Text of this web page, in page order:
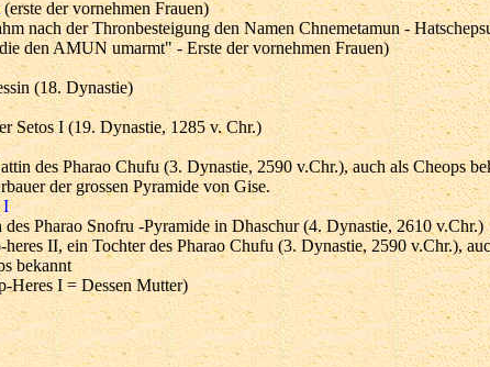
(erste der vornehmen Frauen)
nach der Thronbesteigung den Namen Chnemetamun -
den AMUN umarmt" - Erste der vornehmen Frauen)
(18. Dynastie)
Setos I (19. Dynastie, 1285 v. Chr.)
des Pharao Chufu (3. Dynastie, 2590 v.Chr.), auch als Cheops
der grossen Pyramide von Gise.
I
des Pharao Snofru -Pyramide in Dhaschur (4. Dynastie, 2610 v.Chr.)
heres II, ein Tochter des Pharao Chufu (3. Dynastie, 2590 v.Chr.),
bekannt
Heres I = Dessen Mutter)